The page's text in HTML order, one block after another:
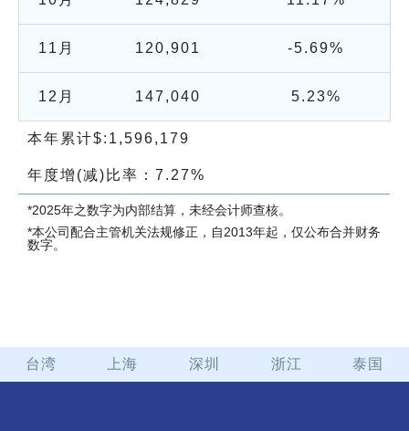
11月 120,901 -5.69%
12月 147,040 5.23%
本年累计$: 1,596,179
年度增(减)比率： 7.27%
*2025年之数字为内部结算，未经会计师查核。
*本公司配合主管机关法规修正，自2013年起，仅公布合并财务
数字。
台湾 上海 深圳 浙江 泰国